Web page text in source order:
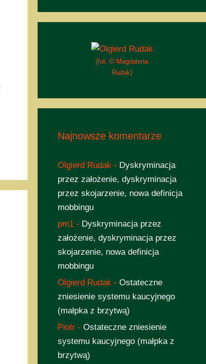
(fot. © Magdalena
Rudak)
Najnowsze komentarze
Olgierd Rudak - Dyskryminacja
przez założenie, dyskryminacja
przez skojarzenie, nowa definicja
mobbingu
pm1 - Dyskryminacja przez
założenie, dyskryminacja przez
skojarzenie, nowa definicja
mobbingu
Olgierd Rudak - Ostateczne
zniesienie systemu kaucyjnego
(małpka z brzytwą)
Piotr - Ostateczne zniesienie
systemu kaucyjnego (małpka z
brzytwą)